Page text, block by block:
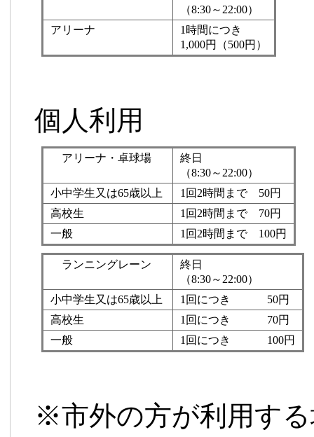
（8:30～22:00）
アリーナ
1時間につき
1,000円（500円）
個人利用
アリーナ・卓球場
終日
（8:30～22:00）
小中学生又は65歳以上
1回2時間まで 50円
高校生
1回2時間まで 70円
一般
1回2時間まで 100円
ランニングレーン
終日
（8:30～22:00）
小中学生又は65歳以上
1回につき 50円
高校生
1回につき 70円
一般
1回につき 100円
※市外の方が利用す